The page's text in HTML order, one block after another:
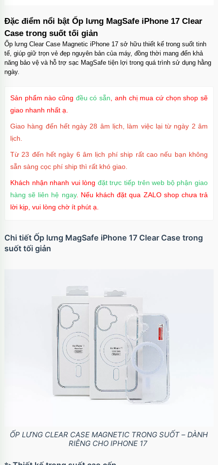
Đặc điểm nổi bật Ốp lưng MagSafe iPhone 17 Clear
Case trong suốt tối giản
Ốp lưng Clear Case Magnetic iPhone 17 sở hữu thiết kế trong suốt tinh
tế, giúp giữ trọn vẻ đẹp nguyên bản của máy, đồng thời mang đến khả
năng bảo vệ và hỗ trợ sạc MagSafe tiện lợi trong quá trình sử dụng hằng
ngày.
Sản phẩm nào cũng đều có sẵn , anh chị mua cứ chọn shop sẽ
giao nhanh nhất ạ.
Giao hàng đến hết ngày 28 âm lịch, làm việc lại từ ngày 2 âm
lịch.
Từ 23 đến hết ngày 6 âm lịch phí ship rất cao nếu bạn không
sẵn sàng cọc phí ship thì rất khó giao.
Khách nhận nhanh vui lòng đặt trực tiếp trên web bộ phận giao
hàng sẽ liên hệ ngay. Nếu khách đặt qua ZALO shop chưa trả
lời kịp, vui lòng chờ ít phút ạ.
Chi tiết Ốp lưng MagSafe iPhone 17 Clear Case trong
suốt tối giản
ỐP LƯNG CLEAR CASE MAGNETIC TRONG SUỐT – DÀNH
RIÊNG CHO IPHONE 17